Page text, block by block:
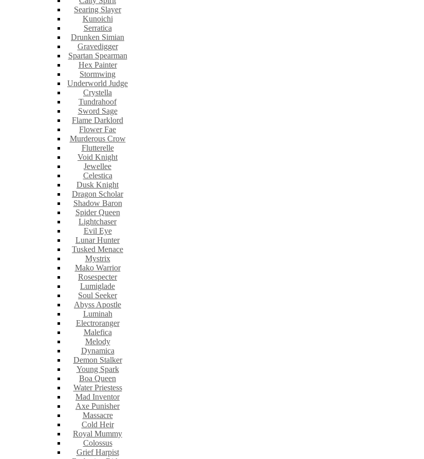
Searing Slayer
Kunoichi
Serratica
Drunken Simian
Gravedigger
Spartan Spearman
Hex Painter
Stormwing
Underworld Judge
Crystella
Tundrahoof
Sword Sage
Flame Darklord
Flower Fae
Murderous Crow
Flutterelle
Void Knight
Jewellee
Celestica
Dusk Knight
Dragon Scholar
Shadow Baron
Spider Queen
Lightchaser
Evil Eye
Lunar Hunter
Tusked Menace
Mystrix
Mako Warrior
Rosespecter
Lumiglade
Soul Seeker
Abyss Apostle
Luminah
Electroranger
Malefica
Melody
Dynamica
Demon Stalker
Young Spark
Boa Queen
Water Priestess
Mad Inventor
Axe Punisher
Massacre
Cold Heir
Royal Mummy
Colossus
Grief Harpist